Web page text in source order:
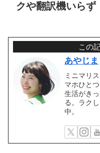
クや翻訳機いらず
この
あやじま
ミニマリ
マホひと
生活がき
る。ラク
中。